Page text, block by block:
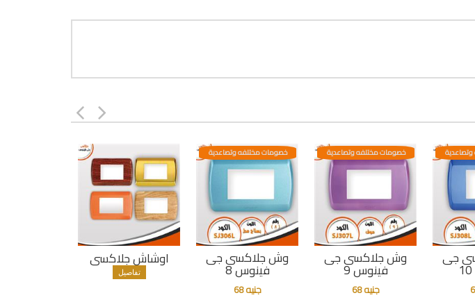
اوشاش جلاكسى
تفاصيل
وش جلاكسى جى
فينوس 8
خصومات مختلفه وتصاعدية
جنيه 68
وش جلاكسى جى
فينوس 9
خصومات مختلفه وتصاعدية
جنيه 68
جى